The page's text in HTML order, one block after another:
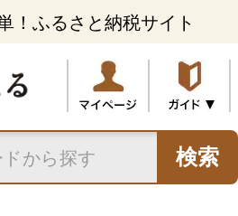
！ふるさと納税サイト
検索